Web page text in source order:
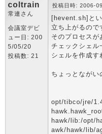
coltrain
常連さん
会議室デビ
ュー日: 200
5/05/20
投稿数: 21
投稿日時: 2006-
[hevent.sh]と
立ち上がるので
そのプロセスが
チェックシェル
シェルを作成す
ちょっとなが
opt/tibco/jre/
hawk/lib:/opt/
awk/hawk/lib/